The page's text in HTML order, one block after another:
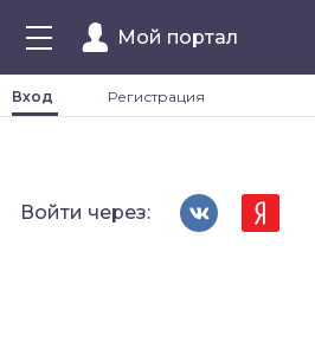
Мой портал
Вход Регистрация
Войти через: